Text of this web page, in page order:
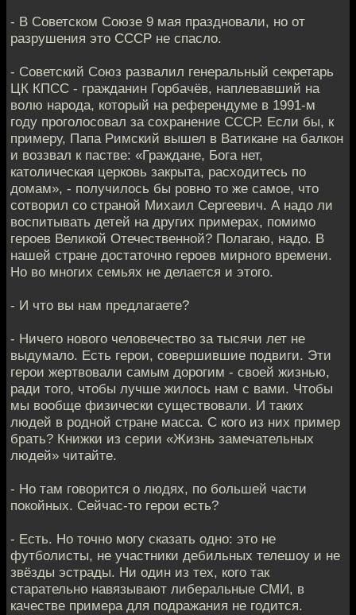
- В Советском Союзе 9 мая праздновали, но от
разрушения это СССР не спасло.
- Советский Союз развалил генеральный секретарь
ЦК КПСС - гражданин Горбачёв, наплевавший на
волю народа, который на референдуме в 1991-м
году проголосовал за сохранение СССР. Если бы, к
примеру, Папа Римский вышел в Ватикане на балкон
и воззвал к пастве: «Граждане, Бога нет,
католическая церковь закрыта, расходитесь по
домам», - получилось бы ровно то же самое, что
сотворил со страной Михаил Сергеевич. А надо ли
воспитывать детей на других примерах, помимо
героев Великой Отечественной? Полагаю, надо. В
нашей стране достаточно героев мирного времени.
Но во многих семьях не делается и этого.
- И что вы нам предлагаете?
- Ничего нового человечество за тысячи лет не
выдумало. Есть герои, совершившие подвиги. Эти
герои жертвовали самым дорогим - своей жизнью,
ради того, чтобы лучше жилось нам с вами. Чтобы
мы вообще физически существовали. И таких
людей в родной стране масса. С кого из них пример
брать? Книжки из серии «Жизнь замечательных
людей» читайте.
- Но там говорится о людях, по большей части
покойных. Сейчас-то герои есть?
- Есть. Но точно могу сказать одно: это не
футболисты, не участники дебильных телешоу и не
звёзды эстрады. Ни один из тех, кого так
старательно навязывают либеральные СМИ, в
качестве примера для подражания не годится.